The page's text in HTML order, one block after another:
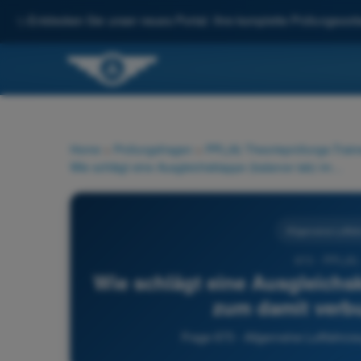
Entdecken Sie unser neues Portal: Ihre komplette
Home Prüfungsfragen PPL(A) Theorieprüfungs-
Wie schlägt eine
zum damit
Frage 673 - Allgemeine